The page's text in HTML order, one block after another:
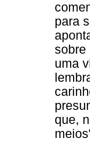
para
sobre
uma
que,